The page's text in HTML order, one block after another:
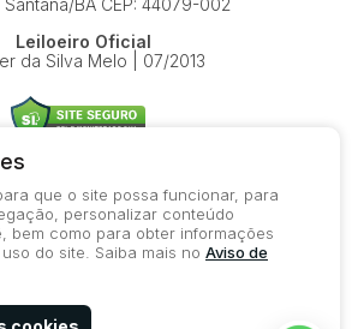
BA CEP: 44079-002
Leiloeiro Oficial
da Silva Melo | 07/2013
- Todos os direitos reservados
de Privacidade
Termos de Uso
que o site possa funcionar, para
personalizar conteúdo
bem como para obter informações
do site. Saiba mais no Aviso de